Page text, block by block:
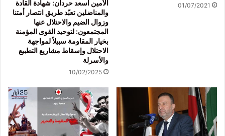
01/07/2021
الأمين أسعد حردان: شهادة القادة
والمناضلين تعبّد طريق انتصار أمتنا
وزوال الضيم والاحتلال عنها
المجتمعون: لتوحيد القوى المؤمنة
بخيار المقاومة سبيلاً لمواجهة
الاحتلال وإسقاط مشاريع التطبيع
والأسرلة
10/02/2025